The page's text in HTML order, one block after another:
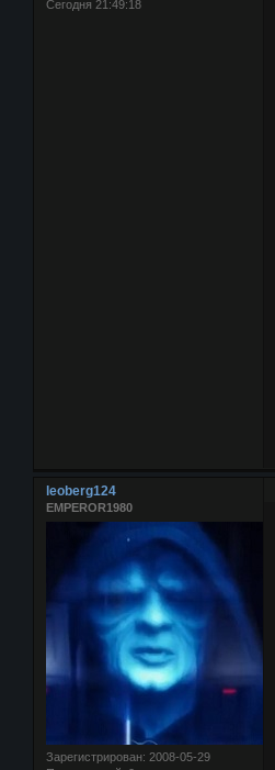
Сегодня 21:49:18
leoberg124
EMPEROR1980
Зарегистрирован: 2008-05-29